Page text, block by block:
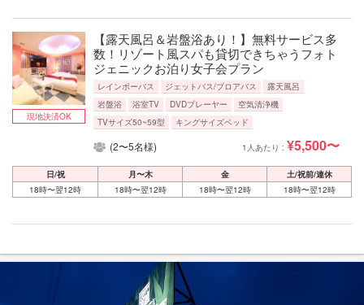
【露天風呂＆岩盤浴あり！】無料サービス多
数！リゾート風スパも貸切できちゃうフォト
ジェニックお泊り女子会プラン
レインボーバス ジェットバス/ブロアバス
露天風呂
岩盤浴
浴室TV DVDプレーヤー
空気清浄機
TVサイズ50~59型
キングサイズベッド
(2〜5名様) 1人あたり : ¥5,500〜
現地決済OK
日/祝 月〜木 金
土/祝前/連休
18時〜翌12時
18時〜翌12時 18時〜翌12時 18時〜翌12時